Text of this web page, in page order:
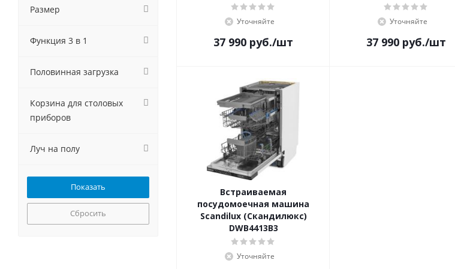
Уточняйте
37 990 руб./шт
Уточняйте
37 990 руб./шт
Встраиваемая
посудомоечная машина
Scandilux (Скандилюкс)
DWB4413B3
Уточняйте
KANZLER
Krona
Lex
Miele
NORDFROST
Scandilux
Schaub Lorenz
Siemens
Smeg
Размер
Функция 3 в 1
Половинная загрузка
Корзина для столовых
приборов
Луч на полу
Сбросить